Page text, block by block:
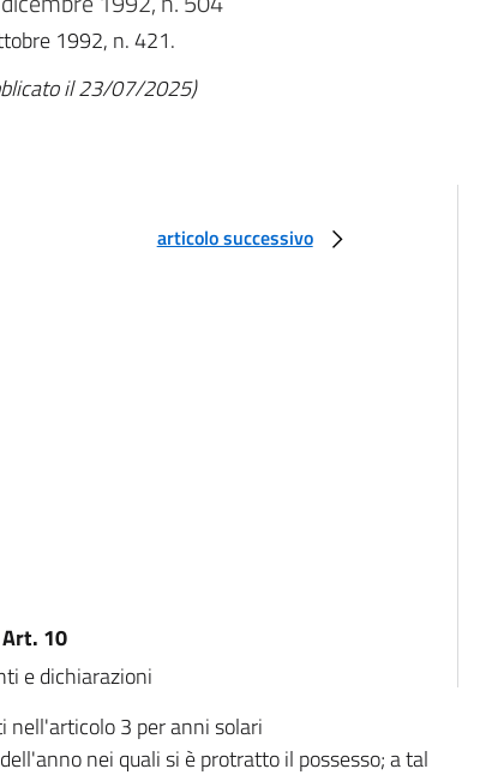
1992, n. 421.
il 23/07/2025)
articolo successivo
Art. 10
e dichiarazioni
nell'articolo 3 per anni solari
nei quali si è protratto il possesso; a tal